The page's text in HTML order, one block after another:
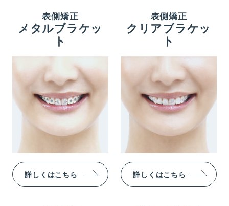
表側矯正
メタルブラケッ
ト
詳しくはこちら
表側矯正
クリアブラケッ
ト
詳しくはこちら